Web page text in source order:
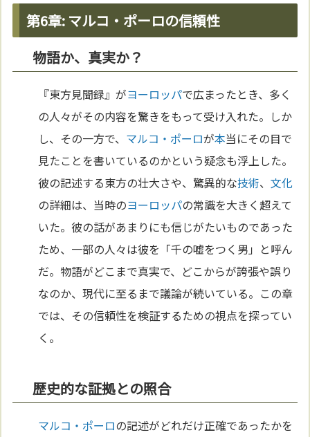
第6章: マルコ・ポーロの信頼性
物語か、真実か？
『東方見聞録』がヨーロッパで広まったとき、多く
の人々がその内容を驚きをもって受け入れた。しか
し、その一方で、 マルコ・ポーロが本当にその目で
見たことを書いているのかという疑念も浮上した。
彼の記述する東方の壮大さや、驚異的な技術、文化
の詳細は、当時のヨーロッパの常識を大きく超えて
いた。彼の話があまりにも信じがたいものであった
ため、一部の人々は彼を「千の嘘をつく男」と呼ん
だ。物語がどこまで真実で、どこからが誇張や誤り
なのか、現代に至るまで議論が続いている。この章
では、その信頼性を検証するための視点を探ってい
く。
歴史的な証拠との照合
マルコ・ポーロの記述がどれだけ正確であったかを